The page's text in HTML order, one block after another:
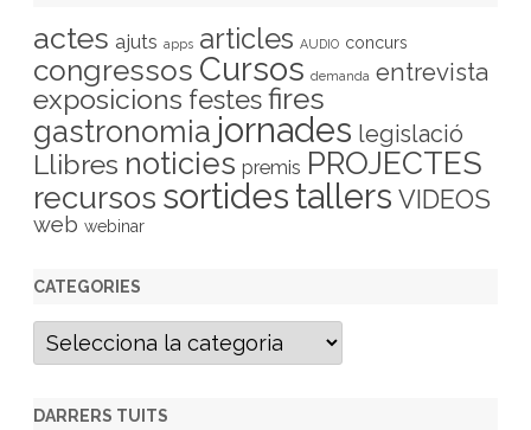
actes ajuts apps articles AUDIO concurs
congressos Cursos demanda entrevista
exposicions festesfires
gastronomia jornades legislació
Llibres noticies premis PROJECTES
recursos sortides tallers VIDEOS
web webinar
CATEGORIES
C
t
g
DARRERS TUITS